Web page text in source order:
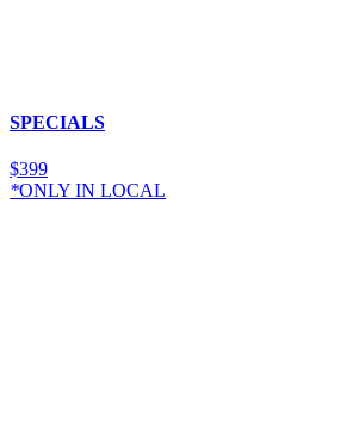
SPECIALS
$399
*ONLY IN LOCAL